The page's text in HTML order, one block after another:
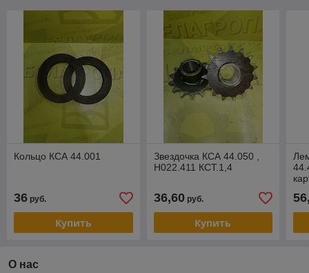
Кольцо КСА 44.001
36 руб.
Купить
Звездочка КСА 44.050 ,
Н022.411 КСТ.1,4
36,60руб.
Купить
О нас